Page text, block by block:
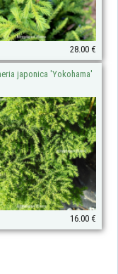
28.00 €
japonica 'Yokohama'
16.00 €